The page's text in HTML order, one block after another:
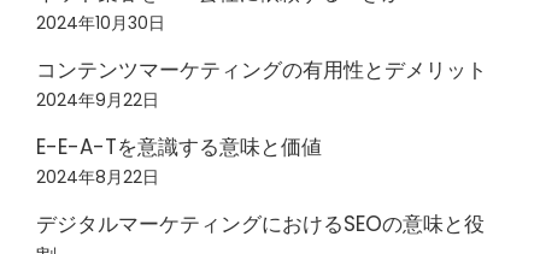
2024年10月30日
コンテンツマーケティングの有用性とデメリット
2024年9月22日
E-E-A-Tを意識する意味と価値
2024年8月22日
デジタルマーケティングにおけるSEOの意味と役